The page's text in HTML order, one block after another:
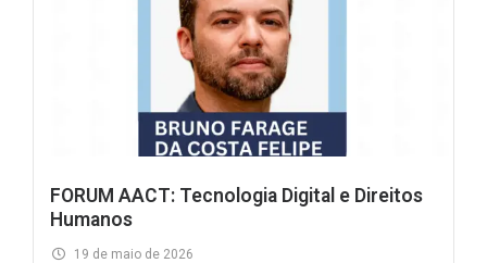
FORUM AACT: Tecnologia Digital e Direitos
Humanos
19 de maio de 2026